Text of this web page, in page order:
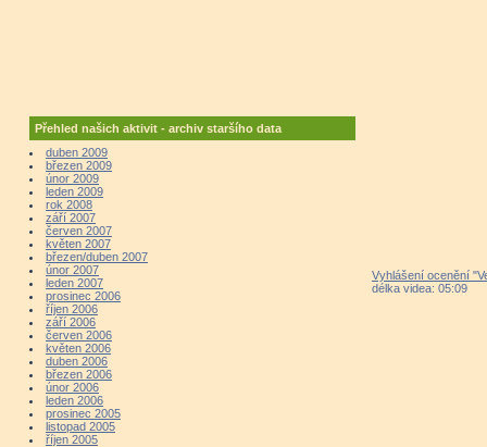
Přehled našich aktivit - archiv staršího data
duben 2009
březen 2009
únor 2009
leden 2009
rok 2008
září 2007
červen 2007
květen 2007
březen/duben 2007
únor 2007
leden 2007
prosinec 2006
říjen 2006
září 2006
červen 2006
květen 2006
duben 2006
březen 2006
únor 2006
leden 2006
prosinec 2005
listopad 2005
říjen 2005
Vyhlášení ocenění
délka videa: 05:09